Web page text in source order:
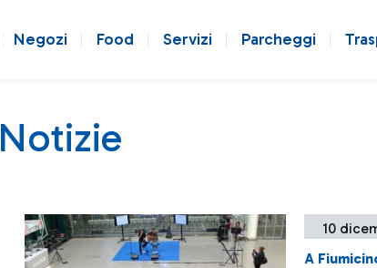
Negozi Food Servizi Parcheggi
Notizie
10
A